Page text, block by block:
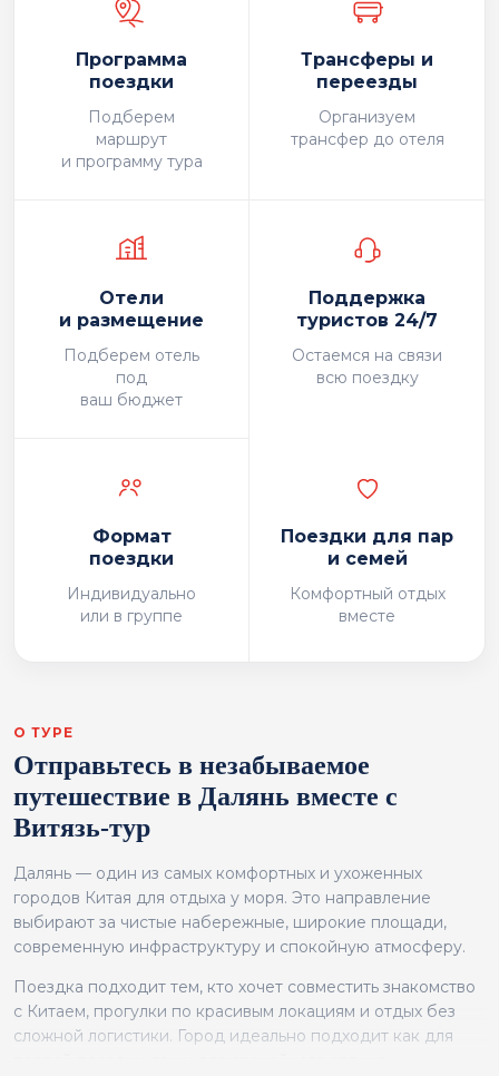
Программа
поездки
Подберем
маршрут
и программу тура
Трансферы и
переезды
Организуем
трансфер до отеля
Отели
и размещение
Подберем отель
под
ваш бюджет
Поддержка
туристов 24/7
Остаемся на связи
всю поездку
Формат
поездки
Индивидуально
или в группе
Поездки для пар
и семей
Комфортный отдых
вместе
О ТУРЕ
Отправьтесь в незабываемое
путешествие в Далянь вместе с
Витязь-тур
Далянь — один из самых комфортных и ухоженных
городов Китая для отдыха у моря. Это направление
выбирают за чистые набережные, широкие площади,
современную инфраструктуру и спокойную атмосферу.
Поездка подходит тем, кто хочет совместить знакомство
с Китаем, прогулки по красивым локациям и отдых без
сложной логистики. Город идеально подходит как для